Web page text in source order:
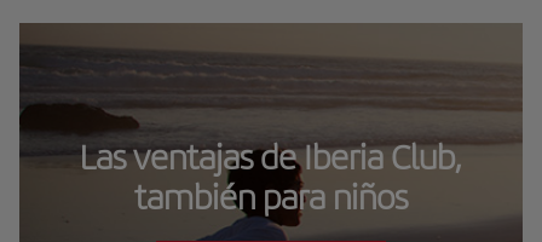
Las ventajas de Iberia Club,
también para niños